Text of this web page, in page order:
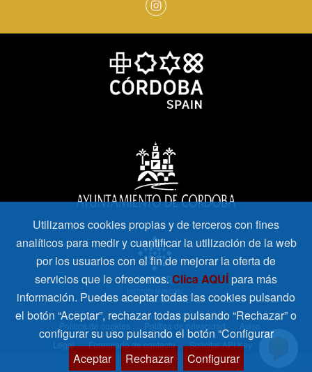
Política de cookies Política de privacidad
Legal
Formulario de contacto Solicitar API Key
Utilizamos cookies propias y de terceros con fines
analíticos para medir y cuantificar la utilización de la web
por los usuarios con el fin de mejorar la oferta de
servicios que le ofrecemos. Clica AQUÍpara más
información. Puedes aceptar todas las cookies pulsando
el botón “Aceptar”, rechazar todas pulsando “Rechazar” o
configurar su uso pulsando el botón “Configurar
Aceptar
Rechazar Configurar